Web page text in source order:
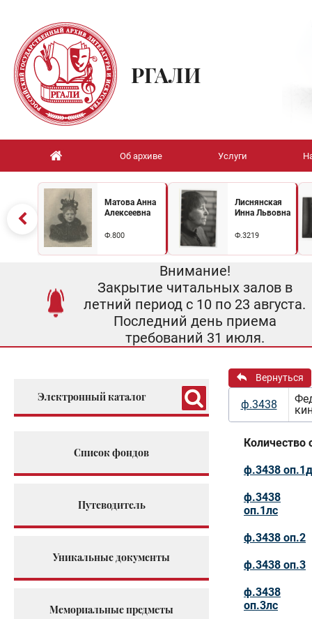
РГАЛИ
Об архиве Услуги
Матова Анна
Алексеевна
Ф.800
Лиснянская
Инна Львовна
Ф.3219
Внимание!
Закрытие читальных залов в
летний период с 10 по 23 августа.
Последний день приема
требований 31 июля.
Электронный каталог
Список фондов
Путеводитель
Уникальные документы
Мемориальные предметы
Вернуться
ф.3438
Количество
ф.3438 оп.1д
ф.3438
оп.1лс
ф.3438 оп.2
ф.3438 оп.3
ф.3438
оп.3лс